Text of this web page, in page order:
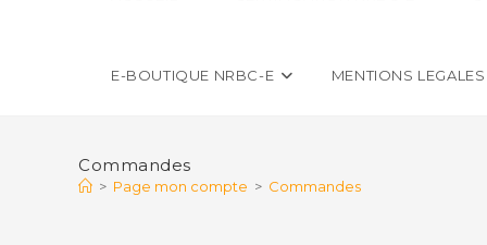
E-BOUTIQUE NRBC-E MENTIONS LEGALES
Commandes
> Page mon compte > Commandes